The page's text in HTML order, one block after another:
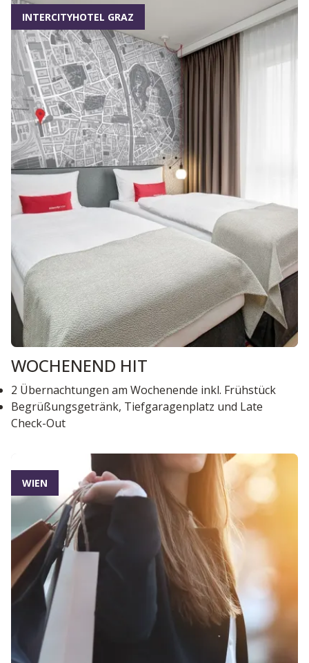
INTERCITYHOTEL GRAZ
WOCHENEND HIT
2 Übernachtungen am Wochenende inkl. Frühstück
Begrüßungsgetränk, Tiefgaragenplatz und Late
Check-Out
WIEN